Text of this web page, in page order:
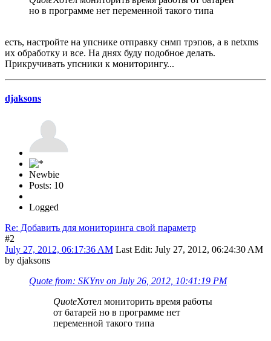
но в программе нет переменной такого типа
есть, настройте на упснике отправку снмп трэпов, а в netxms
их обработку и все. На днях буду подобное делать.
Прикручивать упсники к мониторингу...
djaksons
Newbie
Posts: 10
Logged
Re: Добавить для мониторинга свой параметр
#2
July 27, 2012, 06:17:36 AM Last Edit: July 27, 2012, 06:24:30 AM
by djaksons
Quote from: SKYnv on July 26, 2012, 10:41:19 PM
QuoteХотел мониторить время работы
от батарей но в программе нет
переменной такого типа